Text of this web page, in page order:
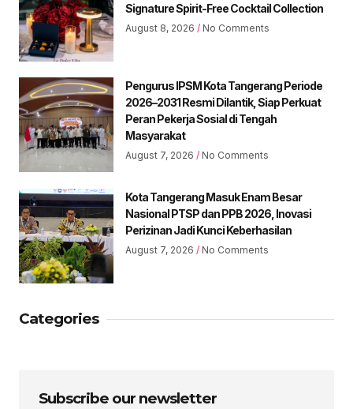
Signature Spirit-Free Cocktail Collection
August 8, 2026 No Comments
Pengurus IPSM Kota Tangerang Periode
2026–2031 Resmi Dilantik, Siap Perkuat
Peran Pekerja Sosial di Tengah
Masyarakat
August 7, 2026 No Comments
Kota Tangerang Masuk Enam Besar
Nasional PTSP dan PPB 2026, Inovasi
Perizinan Jadi Kunci Keberhasilan
August 7, 2026 No Comments
Categories
Subscribe our newsletter